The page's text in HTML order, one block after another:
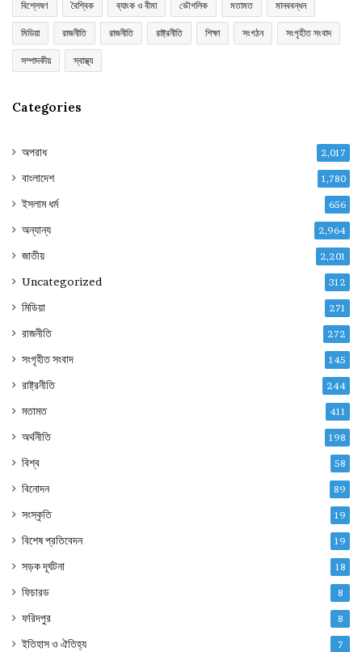
বিশ্লেষণ বৈশ্বিক ব্যাংক ও বীমা ভৌগলিক মতামত মানববন্ধন
মিডিয়া রাজনীতি রাজনীতি রাষ্ট্রনীতি শিক্ষা সংগঠন সংগৃহীত সংবাদ
সম্পাদকীয় স্বাস্থ্য
Categories
অপরাধ 2,017
বাংলাদেশ 1,780
ইসলাম ধর্ম 656
অন্যান্য 2,964
জাতীয় 2,201
Uncategorized 312
মিডিয়া 271
রাজনীতি 272
সংগৃহীত সংবাদ 145
রাষ্ট্রনীতি 244
মতামত 411
অর্থনীতি 198
বিশ্ব 58
বিনোদন 89
সংস্কৃতি 19
বিশেষ প্রতিবেদন 19
সড়ক দূর্ঘটনা 18
ফিচারড 8
ফরিদপুর 8
ইতিহাস ও ঐতিহ্য 7